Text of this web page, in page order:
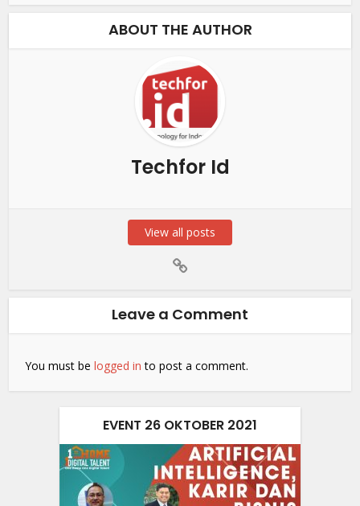
ABOUT THE AUTHOR
Techfor Id
View all posts
Leave a Comment
You must belogged in to post a comment.
EVENT 26 OKTOBER 2021